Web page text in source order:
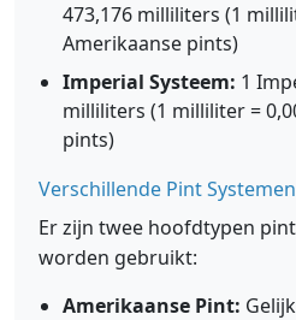
473,176 milliliters (1
Amerikaanse pints)
Imperial Systeem: 1
milliliters (1 milliliter =
pints)
Verschillende Pint Systemen
Er zijn twee hoofdtypen
worden gebruikt:
Amerikaanse Pint: